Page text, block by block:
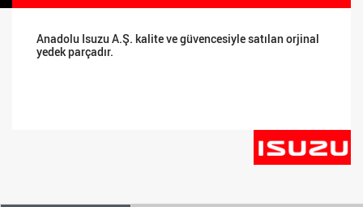
Anadolu Isuzu A.Ş. kalite ve güvencesiyle satılan orjinal
yedek parçadır.